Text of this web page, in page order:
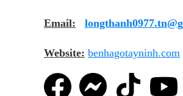
Email:
Website: benhagotayninh.com